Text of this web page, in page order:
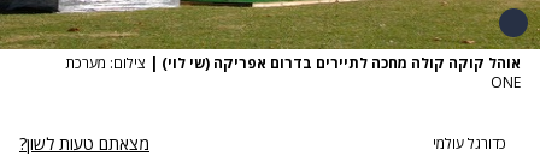
אוהל קוקה קולה מחכה לתיירים בדרום אפריקה (שי לוי) | צילום: מערכת
ONE
כדורגל עולמי מצאתם טעות לשון?